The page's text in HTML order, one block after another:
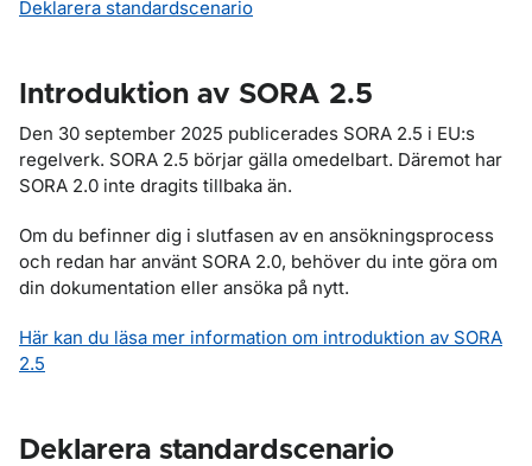
Deklarera standardscenario
Introduktion av SORA 2.5
Den 30 september 2025 publicerades SORA 2.5 i EU:s
regelverk. SORA 2.5 börjar gälla omedelbart. Däremot har
SORA 2.0 inte dragits tillbaka än.
Om du befinner dig i slutfasen av en ansökningsprocess
och redan har använt SORA 2.0, behöver du inte göra om
din dokumentation eller ansöka på nytt.
Här kan du läsa mer information om introduktion av SORA
2.5
Deklarera standardscenario